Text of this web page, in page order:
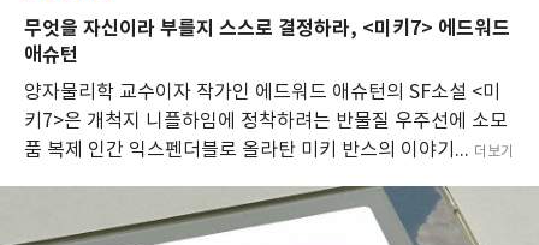
체를 복제하는 방식으로, 죽은 뒤에도 기억을 모두 갖고 다시 깨어
날 수 있다면 그것은 축복일까. 위험한 작업 현장에서 죽음을 무릅쓰
고(실제로 죽는다) 일하기 위해 ‘익스펜더블’이 된 미키는 죽어도 살
수 있게 되고, 여섯 번의 죽음을 반복해 미키7이 된다. 문제는 “내 생
에 가장 멍청한 죽음”을 맞은 뒤 소멸하지 않은 채 미키8이 생성되고
준호 감독과 잘 어울리는 작품이라는 생각이 드는 동시에, 결국 이
이야기가 어떤 결말로 이어질지 긴장하며 보게 된다. 종종 터지는 유
는
이
야
기
를
다
루
며,
무엇을 자신이라 부를지 스스로 결정하라, <미키7> 에드워드
애슈턴
양자물리학 교수이자 작가인 에드워드 애슈턴의 SF소설 <미
키7>은 개척지 니플하임에 정착하려는 반물질 우주선에 소모
품 복제 인간 익스펜더블로 올라탄 미키 반스의 이야기... 더보기